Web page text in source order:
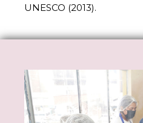
UNESCO (2013).